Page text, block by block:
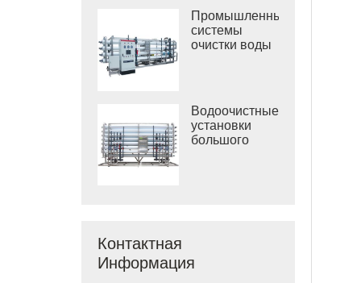
Промышленные
системы
очистки воды
Водоочистные
установки
большого
Контактная
Информация